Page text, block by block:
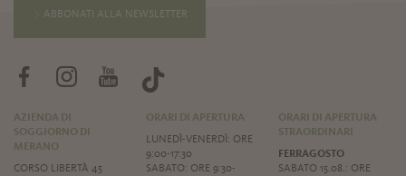
ABBONATI ALLA NEWSLETTER
AZIENDA DI
SOGGIORNO DI
MERANO
CORSO LIBERTÀ 45
ORARI DI APERTURA
LUNEDÌ-VENERDÌ: ORE
9:00-17:30
SABATO: ORE 9:30-
ORARI DI APERTURA
STRAORDINARI
FERRAGOSTO
SABATO 15.08.: ORE